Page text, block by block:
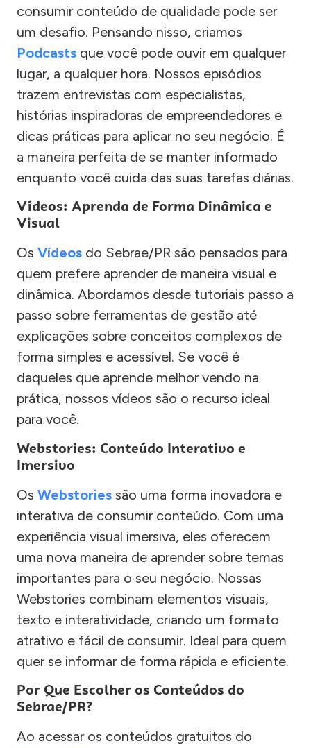
consumir conteúdo de qualidade pode ser
um desafio. Pensando nisso, criamos
Podcasts que você pode ouvir em qualquer
lugar, a qualquer hora. Nossos episódios
trazem entrevistas com especialistas,
histórias inspiradoras de empreendedores e
dicas práticas para aplicar no seu negócio. É
a maneira perfeita de se manter informado
enquanto você cuida das suas tarefas diárias.
Vídeos: Aprenda de Forma Dinâmica e
Visual
Os Vídeos do Sebrae/PR são pensados para
quem prefere aprender de maneira visual e
dinâmica. Abordamos desde tutoriais passo a
passo sobre ferramentas de gestão até
explicações sobre conceitos complexos de
forma simples e acessível. Se você é
daqueles que aprende melhor vendo na
prática, nossos vídeos são o recurso ideal
para você.
Webstories: Conteúdo Interativo e
Imersivo
Os Webstories são uma forma inovadora e
interativa de consumir conteúdo. Com uma
experiência visual imersiva, eles oferecem
uma nova maneira de aprender sobre temas
importantes para o seu negócio. Nossas
Webstories combinam elementos visuais,
texto e interatividade, criando um formato
atrativo e fácil de consumir. Ideal para quem
quer se informar de forma rápida e eficiente.
Por Que Escolher os Conteúdos do
Sebrae/PR?
Ao acessar os conteúdos gratuitos do